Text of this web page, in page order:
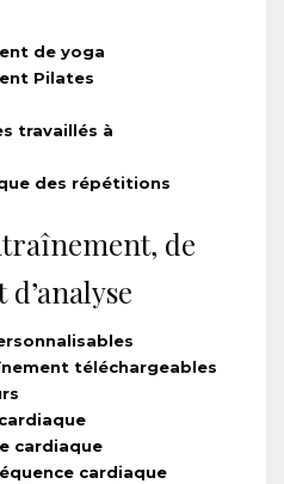
de yoga
Pilates
travaillés à
des répétitions
de
téléchargeables
cardiaque
cardiaque